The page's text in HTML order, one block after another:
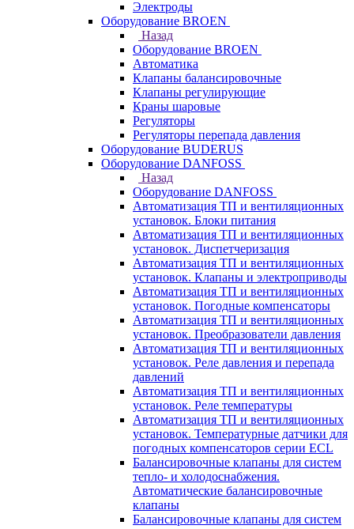
Электроды
Оборудование BROEN
Назад
Оборудование BROEN
Автоматика
Клапаны балансировочные
Клапаны регулирующие
Краны шаровые
Регуляторы
Регуляторы перепада давления
Оборудование BUDERUS
Оборудование DANFOSS
Назад
Оборудование DANFOSS
Автоматизация ТП и вентиляционных
установок. Блоки питания
Автоматизация ТП и вентиляционных
установок. Диспетчеризация
Автоматизация ТП и вентиляционных
установок. Клапаны и электроприводы
Автоматизация ТП и вентиляционных
установок. Погодные компенсаторы
Автоматизация ТП и вентиляционных
установок. Преобразователи давления
Автоматизация ТП и вентиляционных
установок. Реле давления и перепада
давлений
Автоматизация ТП и вентиляционных
установок. Реле температуры
Автоматизация ТП и вентиляционных
установок. Температурные датчики для
погодных компенсаторов серии ECL
Балансировочные клапаны для систем
тепло- и холодоснабжения.
Автоматические балансировочные
клапаны
Балансировочные клапаны для систем